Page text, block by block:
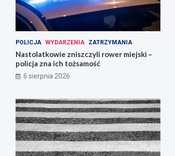
POLICJA WYDARZENIA ZATRZYMANIA
Nastolatkowie zniszczyli rower miejski –
policja zna ich tożsamość
6 sierpnia 2026